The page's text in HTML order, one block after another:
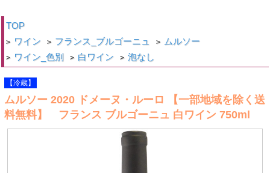
TOP
> ワイン > フランス_ブルゴーニュ > ムルソー
> ワイン_色別 > 白ワイン > 泡なし
【冷蔵】
ムルソー 2020 ドメーヌ・ルーロ 【一部地域を除く送
料無料】 フランス ブルゴーニュ 白ワイン 750ml